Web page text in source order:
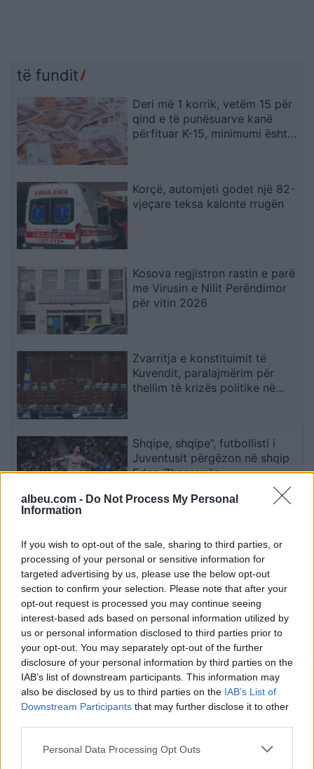
albeu.com - Do Not Process My Personal
Information
If you wish to opt-out of the sale, sharing to third parties, or
processing of your personal or sensitive information for
targeted advertising by us, please use the below opt-out
section to confirm your selection. Please note that after your
opt-out request is processed you may continue seeing
interest-based ads based on personal information utilized by
us or personal information disclosed to third parties prior to
your opt-out. You may separately opt-out of the further
disclosure of your personal information by third parties on the
IAB’s list of downstream participants. This information may
also be disclosed by us to third parties on the IAB’s List of
Downstream Participants that may further disclose it to other
Personal Data Processing Opt Outs
të fundit
Deri më 1 korrik, vetëm 15 për
qind e të punësuarve kanë
përfituar K-15, minimumi është
Korçë, automjeti godet një 82-
vjeçare teksa kalonte rrugën
Kosova regjistron rastin e parë
me Virusin e Nilit Perëndimor
për vitin 2026
Zvarritja e konstituimit të
Kuvendit, paralajmërim për
thellim të krizës politike në
Shqipe, shqipe”, futbollisti i
Juventusit përgëzon në shqip
Edon Zhegrovën
për pesë të arrestuarit e kapur
me armë në Gjashtë
Artan Grubit i hiqet arresti
shtëpiak pas 17 ditësh nëse
prokurori nuk paraqet akuzë